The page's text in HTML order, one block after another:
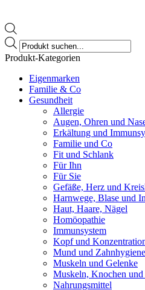
Products
search
Produkt-Kategorien
Eigenmarken
Familie & Co
Gesundheit
Allergie
Augen, Ohren und
Erkältung und
Familie und Co
Fit und Schlank
Für Ihn
Für Sie
Gefäße, Herz und
Harnwege, Blase und
Haut, Haare, Nägel
Homöopathie
Immunsystem
Kopf und
Mund und Zahnhygiene
Muskeln und Gelenke
Muskeln, Knochen und
Nahrungsmittel